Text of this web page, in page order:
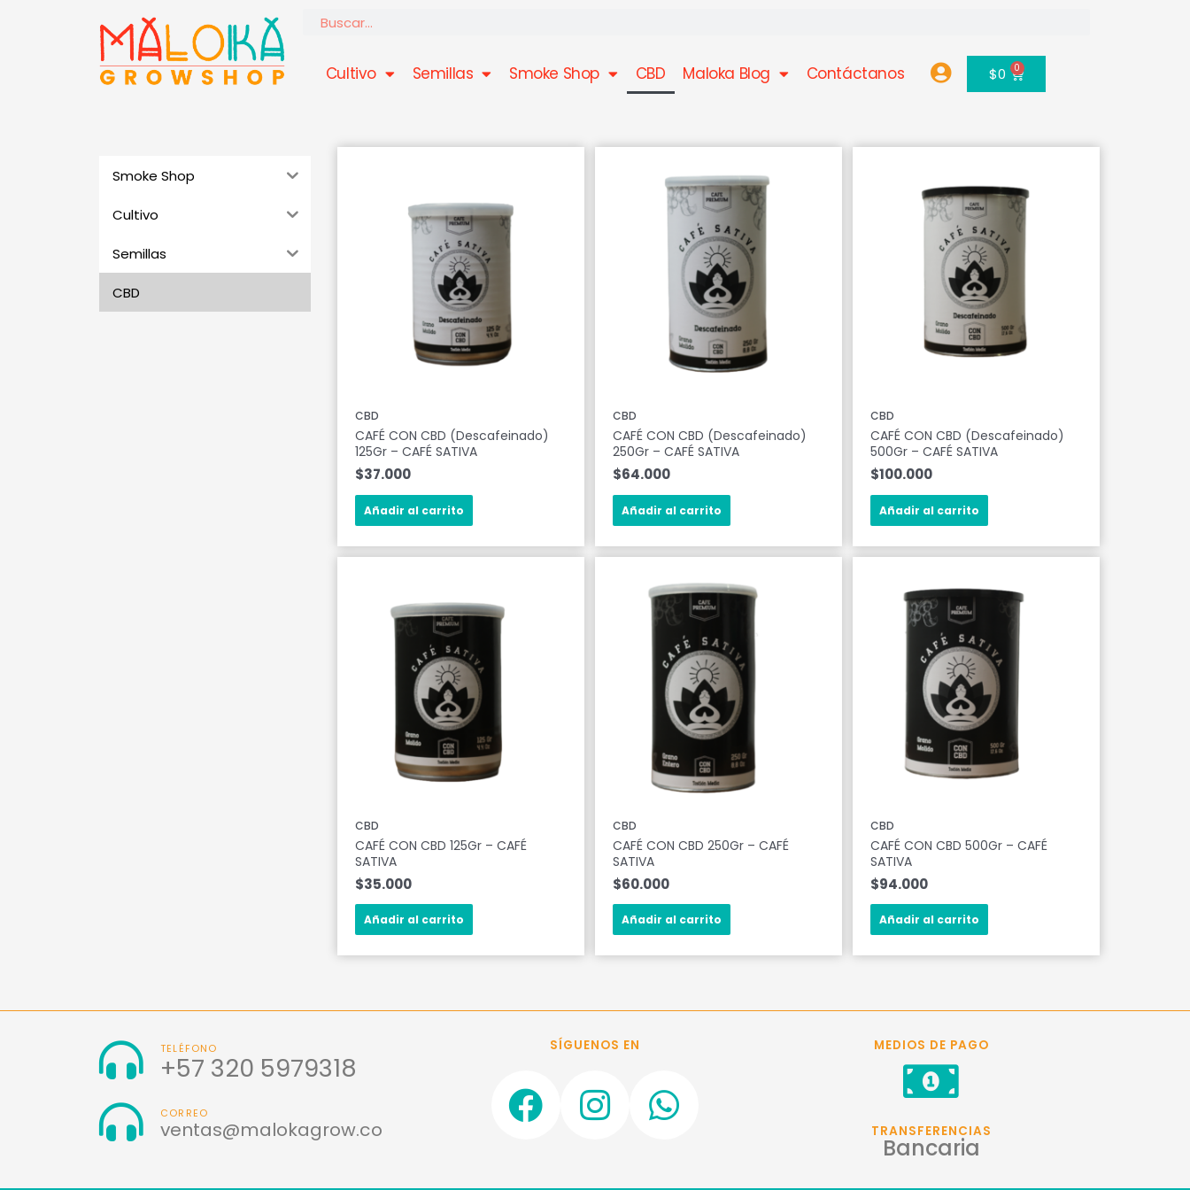
Buscar
Cultivo Semillas Smoke Shop CBD Maloka Blog Contáctanos $0 0 Carrito
Smoke Shop
Cultivo
Semillas
CBD
CBD
CAFÉ CON CBD (Descafeinado)
125Gr – CAFÉ SATIVA
$37.000
Añadir al carrito
CBD
CAFÉ CON CBD (Descafeinado)
250Gr – CAFÉ SATIVA
$64.000
Añadir al carrito
CBD
CAFÉ CON CBD (Descafeinado)
500Gr – CAFÉ SATIVA
$100.000
Añadir al carrito
CBD
CAFÉ CON CBD 125Gr – CAFÉ
SATIVA
$35.000
Añadir al carrito
CBD
CAFÉ CON CBD 250Gr – CAFÉ
SATIVA
$60.000
Añadir al carrito
CBD
CAFÉ CON CBD 500Gr – CAFÉ
SATIVA
$94.000
Añadir al carrito
TELÉFONO
+57 320 5979318
CORREO
ventas@malokagrow.co
SÍGUENOS EN
F
a
I
n
W
h
MEDIOS DE PAGO
TRANSFERENCIAS
Bancaria